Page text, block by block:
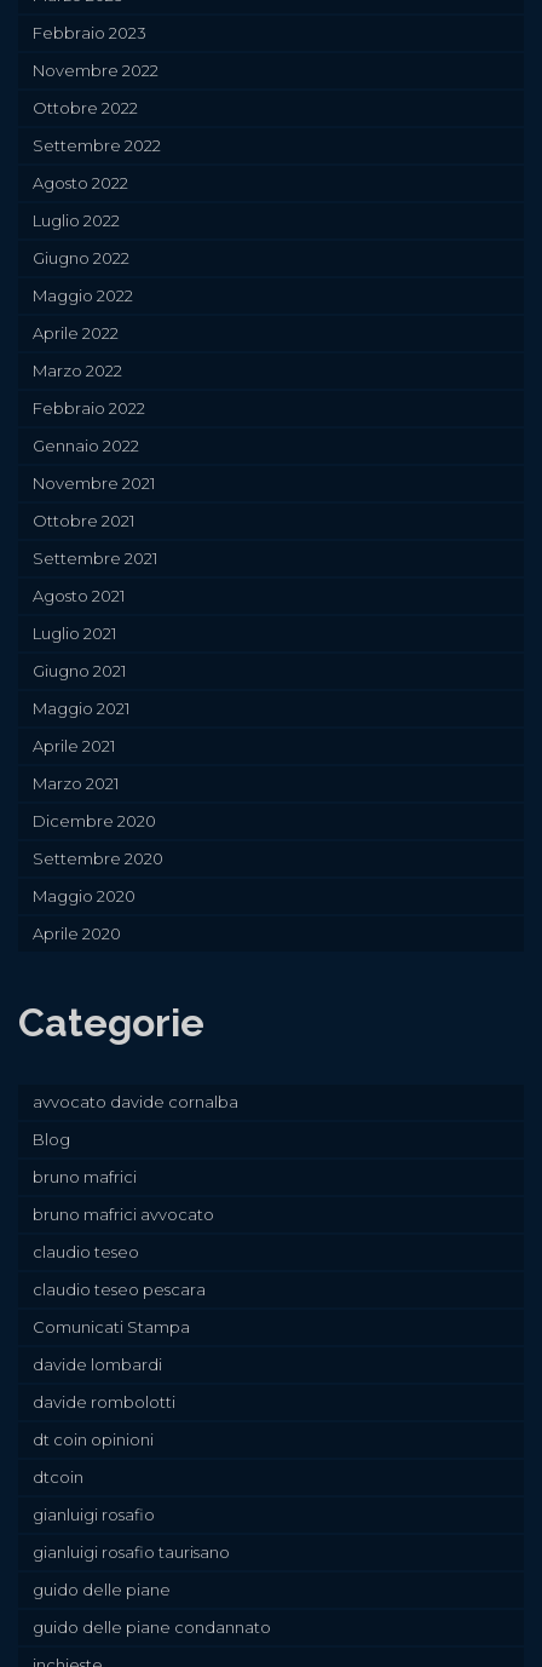
Febbraio 2023
Novembre 2022
Ottobre 2022
Settembre 2022
Agosto 2022
Luglio 2022
Giugno 2022
Maggio 2022
Aprile 2022
Marzo 2022
Febbraio 2022
Gennaio 2022
Novembre 2021
Ottobre 2021
Settembre 2021
Agosto 2021
Luglio 2021
Giugno 2021
Maggio 2021
Aprile 2021
Marzo 2021
Dicembre 2020
Settembre 2020
Maggio 2020
Aprile 2020
Categorie
avvocato davide cornalba
Blog
bruno mafrici
bruno mafrici avvocato
claudio teseo
claudio teseo pescara
Comunicati Stampa
davide lombardi
davide rombolotti
dt coin opinioni
dtcoin
gianluigi rosafio
gianluigi rosafio taurisano
guido delle piane
guido delle piane condannato